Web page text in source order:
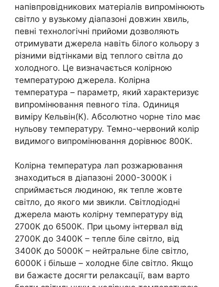
напівпровідникових матеріалів випромінюють
світло у вузькому діапазоні довжин хвиль,
певні технологічні прийоми дозволяють
отримувати джерела навіть білого кольору з
різними відтінками від теплого світла до
холодного. Це визначається колірною
температурою джерела. Колірна
температура – параметр, який характеризує
випромінювання певного тіла. Одиниця
виміру Кельвін(К). Абсолютно чорне тіло має
нульову температуру. Темно-червоний колір
видимого випромінювання дорівнює 800К.
Колірна температура лап розжарювання
знаходиться в діапазоні 2000-3000К і
сприймається людиною, як тепле жовте
світло, до якого ми звикли. Світлодіодні
джерела мають колірну температуру від
2700К до 6500К. При цьому інтервал від
2700К до 3400К – тепле біле світло, від
3400К до 5000К – нейтральне біле світло,
6000К і більше – холодне біле світло. Якщо
ви бажаєте досягти релаксації, вам варто